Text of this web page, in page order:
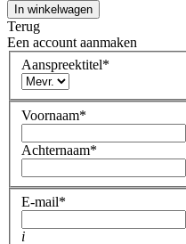
In winkelwagen
Terug
Een account aanmaken
Aanspreektitel*
Voornaam*
Achternaam*
E-mail*
i